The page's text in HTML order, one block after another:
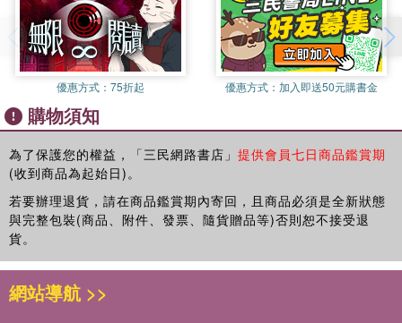
要在短時間內面對大量的題目。常見的測試法是在短時間內，給予
100～120題甚至更多的題目，一併測試人員的耐心、抗壓性。答題
不僅要答對，還要答得快。
其實準備「數理邏輯」只要掌握訣竅，要取得高分非常容易！只要
先參考例題的解析，再依樣畫葫蘆地試著練習解其他的題目，大量
做各類型的習題，熟悉這類考題的思路模式與破題方法，對於不易
理解的題型，再參照解析，常常會發現「啊，這個題目根本是騙人
的」，如此能力便會往上提升。絕大多數「數理邏輯」的題目，說
破了都非常簡單，只是在答案前面拐了幾個彎，欺騙受試者眼睛的
錯覺與思考盲點，引誘作答者去選不正確的答案。其實「數理邏
輯」沒有別的祕訣，就是多加練習，反覆熟作，即使不能舉一反
三，也能見招拆招！
最新試題與解析
108年桃園捷運新進人員甄試 （維修類）
108年臺北捷運公司新進隨車站務員甄試
108年臺北捷運新進司機員甄試
108年中華郵政職階人員甄試（專業職(一)）
108年第一銀行甄試（客服人員）
108年臺灣中小企業銀行甄試（一般行員）
108年臺北捷運公司新進技術員甄試
108年臺灣銀行新進人員甄試（流程設計人員）
108年臺灣銀行新進人員甄試（程式設計人員）
109年桃園捷運新進人員甄試（第一次）
109年臺北捷運新進司機員甄試
優惠方式： 75折起 優惠方式： 加入即送50元購書金
購物須知
為了保護您的權益，「三民網路書店」 提供會員七日商品鑑賞期
(收到商品為起始日)。
若要辦理退貨，請在商品鑑賞期內寄回，且商品必須是全新狀態
與完整包裝(商品、附件、發票、隨貨贈品等)否則恕不接受退
貨。
網站導航 >>